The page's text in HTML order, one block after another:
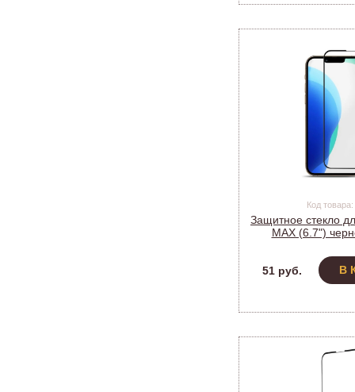
Код
Защитное стекло
MAX (6.7")
51 руб.
В